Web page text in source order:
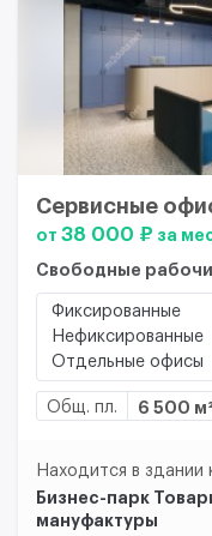
Сервисные
от 38 000 ₽ за
Свободные
Фиксированные
Нефиксированные
Отдельные офисы
Общ. пл. 6 500
Находится в здании
Бизнес-парк
мануфактуры